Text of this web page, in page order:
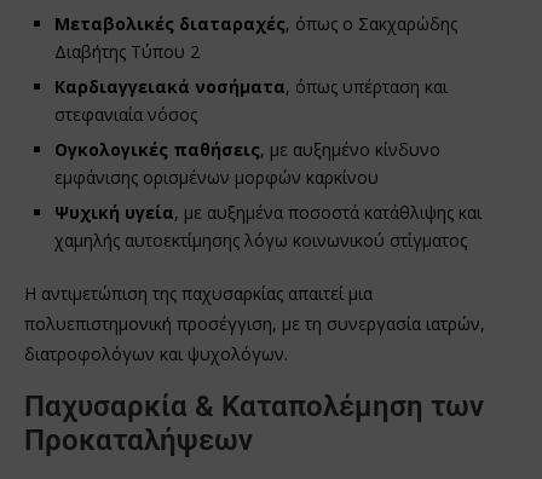
Μεταβολικές διαταραχές, όπως ο Σακχαρώδης
Διαβήτης Τύπου 2
Καρδιαγγειακά νοσήματα, όπως υπέρταση και
στεφανιαία νόσος
Ογκολογικές παθήσεις, με αυξημένο κίνδυνο
εμφάνισης ορισμένων μορφών καρκίνου
Ψυχική υγεία, με αυξημένα ποσοστά κατάθλιψης και
χαμηλής αυτοεκτίμησης λόγω κοινωνικού στίγματος
Η αντιμετώπιση της παχυσαρκίας απαιτεί μια
πολυεπιστημονική προσέγγιση, με τη συνεργασία ιατρών,
διατροφολόγων και ψυχολόγων.
Παχυσαρκία & Καταπολέμηση των
Προκαταλήψεων